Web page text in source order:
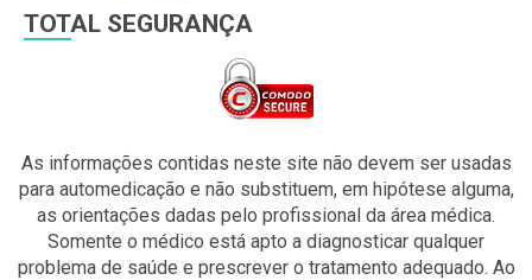
TOTAL SEGURANÇA
As informações contidas neste site não devem ser usadas
para automedicação e não substituem, em hipótese alguma,
as orientações dadas pelo profissional da área médica.
Somente o médico está apto a diagnosticar qualquer
problema de saúde e prescrever o tratamento adequado. Ao